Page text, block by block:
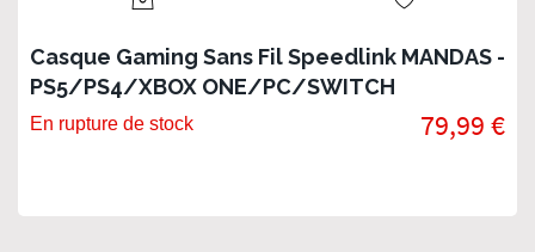
Casque Gaming Sans Fil Speedlink MANDAS -
PS5/PS4/XBOX ONE/PC/SWITCH
En rupture de stock 79,99 €